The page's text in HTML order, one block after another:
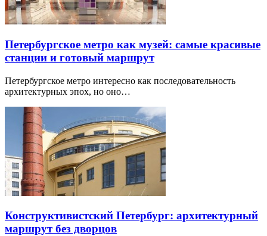
Петербургское метро как музей: самые красивые
станции и готовый маршрут
Петербургское метро интересно как последовательность
архитектурных эпох, но оно…
Конструктивистский Петербург: архитектурный
маршрут без дворцов